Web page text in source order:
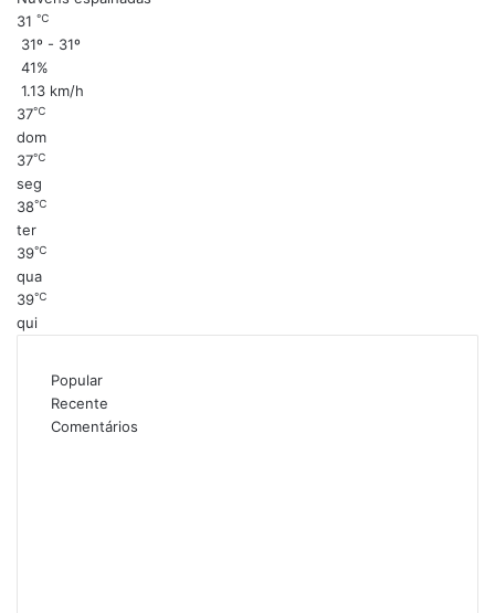
31 ℃
31º - 31º
41%
1.13 km/h
37℃
dom
37℃
seg
38℃
ter
39℃
qua
39℃
qui
Popular
Recente
Comentários